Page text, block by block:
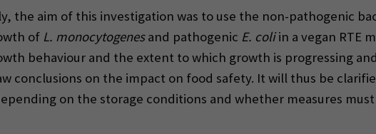
the aim of this investigation was to use the non-pathogenic
of L. monocytogenesand pathogenic E. coliin a vegan RTE
behaviour and the extent to which growth is progressing
conclusions on the impact on food safety. It will thus be
on the storage conditions and whether measures